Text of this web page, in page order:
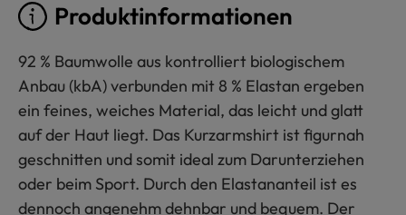
Produktinformationen
92 % Baumwolle aus kontrolliert biologischem
Anbau (kbA) verbunden mit 8 % Elastan ergeben
ein feines, weiches Material, das leicht und glatt
auf der Haut liegt. Das Kurzarmshirt ist figurnah
geschnitten und somit ideal zum Darunterziehen
oder beim Sport. Durch den Elastananteil ist es
dennoch angenehm dehnbar und bequem. Der